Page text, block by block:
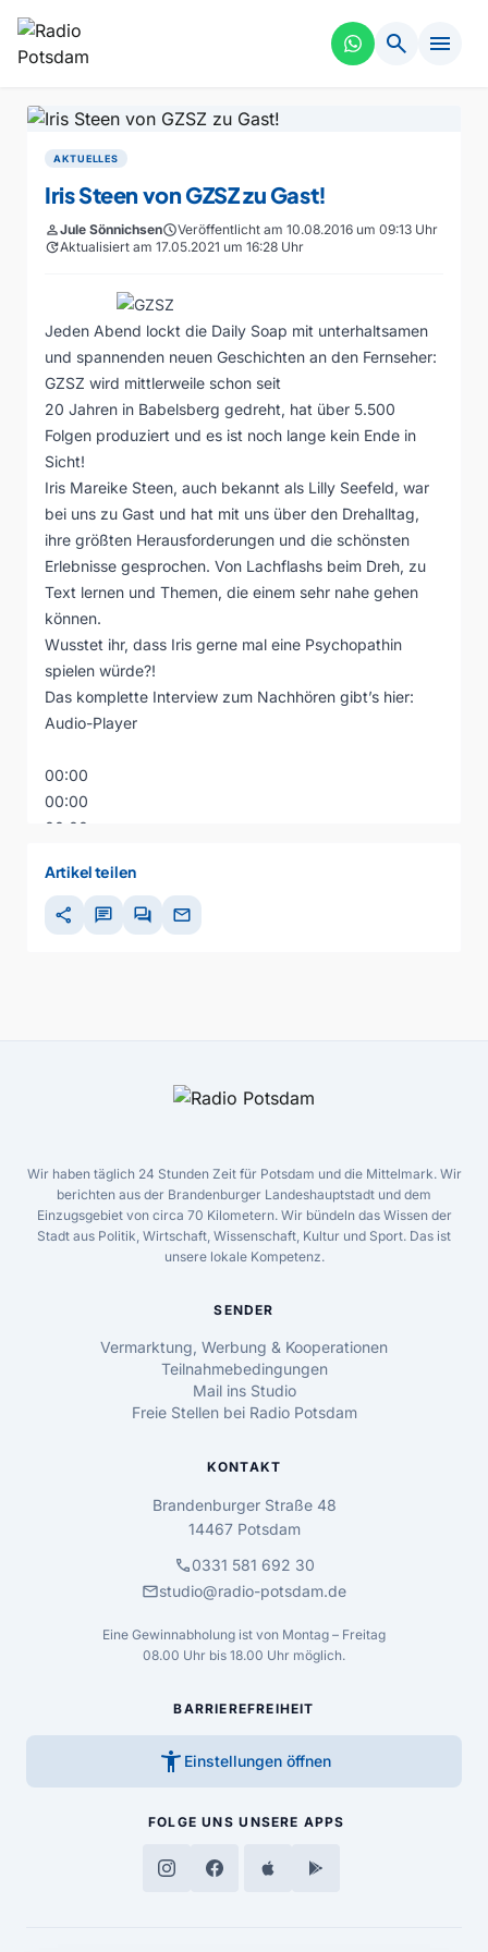
search menu
AKTUELLES
Iris Steen von GZSZ zu Gast!
personJule SönnichsenscheduleVeröffentlicht am 10.08.2016 um 09:13 Uhr
updateAktualisiert am 17.05.2021 um 16:28 Uhr
Jeden Abend lockt die Daily Soap mit unterhaltsamen
und spannenden neuen Geschichten an den Fernseher:
GZSZ wird mittlerweile schon seit
20 Jahren in Babelsberg gedreht, hat über 5.500
Folgen produziert und es ist noch lange kein Ende in
Sicht!
Iris Mareike Steen, auch bekannt als Lilly Seefeld, war
bei uns zu Gast und hat mit uns über den Drehalltag,
ihre größten Herausforderungen und die schönsten
Erlebnisse gesprochen. Von Lachflashs beim Dreh, zu
Text lernen und Themen, die einem sehr nahe gehen
können.
Wusstet ihr, dass Iris gerne mal eine Psychopathin
spielen würde?!
Das komplette Interview zum Nachhören gibt’s hier:
Audio-Player
00:00
00:00
00:00
Artikel teilen
share chat forum mail
Wir haben täglich 24 Stunden Zeit für Potsdam und die Mittelmark. Wir
berichten aus der Brandenburger Landeshauptstadt und dem
Einzugsgebiet von circa 70 Kilometern. Wir bündeln das Wissen der
Stadt aus Politik, Wirtschaft, Wissenschaft, Kultur und Sport. Das ist
unsere lokale Kompetenz.
SENDER
Vermarktung, Werbung & Kooperationen
Teilnahmebedingungen
Mail ins Studio
Freie Stellen bei Radio Potsdam
KONTAKT
Brandenburger Straße 48
14467 Potsdam
call0331 581 692 30
mailstudio@radio-potsdam.de
Eine Gewinnabholung ist von Montag – Freitag
08.00 Uhr bis 18.00 Uhr möglich.
BARRIEREFREIHEIT
accessibility_new Einstellungen öffnen
FOLGE UNS UNSERE APPS